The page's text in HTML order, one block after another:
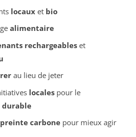
locauxet bio
alimentaire
rechargeableset
au lieu de jeter
localespour le
durable
carbonepour mieux agir